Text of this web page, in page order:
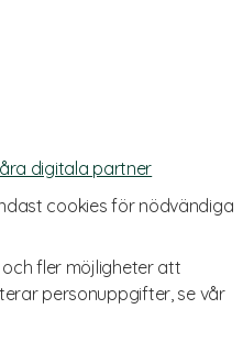
digitala partner
cookies för nödvändiga
fler möjligheter att
personuppgifter, se vår